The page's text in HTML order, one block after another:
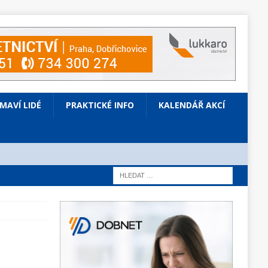
LIDÉ PRAKTICKÉ INFO KALENDÁŘ AKCÍ